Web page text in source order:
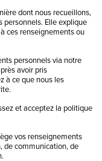
dont nous recueillons,
Elle explique
ces renseignements ou
personnels via notre
avoir pris
à ce que nous les
et acceptez la politique
vos renseignements
de communication, de